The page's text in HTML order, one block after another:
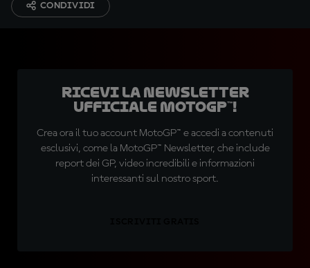
CONDIVIDI
Ricevi la newsletter
ufficiale MotoGP™!
Crea ora il tuo account MotoGP™ e accedi a contenuti
esclusivi, come la MotoGP™ Newsletter, che include
report dei GP, video incredibili e informazioni
interessanti sul nostro sport.